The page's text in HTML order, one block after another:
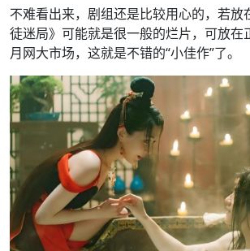
不难看出来，剧组还是比较用心的，若放
徒迷局》可能就是很一般的烂片，可放在
月网大市场，这就是不错的“小佳作”了。